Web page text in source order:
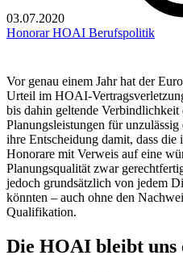
03.07.2020
HonorarHOAI Berufspolitik
Vor genau einem Jahr hat der
Urteil im HOAI-
bis dahin geltende
Planungsleistungen für
ihre Entscheidung damit, dass
Honorare mit Verweis auf eine
Planungsqualität zwar
jedoch grundsätzlich von jedem
könnten – auch ohne den
Qualifikation.
Die HOAI bleibt uns